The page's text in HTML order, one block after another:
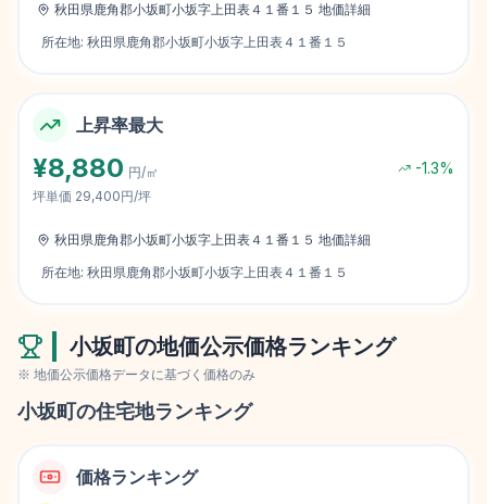
秋田県鹿角郡小坂町小坂字上田表４１番１５ 地価詳細
所在地: 秋田県鹿角郡小坂町小坂字上田表４１番１５
上昇率最大
¥8,880 円/㎡ -1.3%
坪単価 29,400円/坪
秋田県鹿角郡小坂町小坂字上田表４１番１５ 地価詳細
所在地: 秋田県鹿角郡小坂町小坂字上田表４１番１５
小坂町の地価公示価格ランキング
※ 地価公示価格データに基づく価格のみ
小坂町の住宅地ランキング
価格ランキング